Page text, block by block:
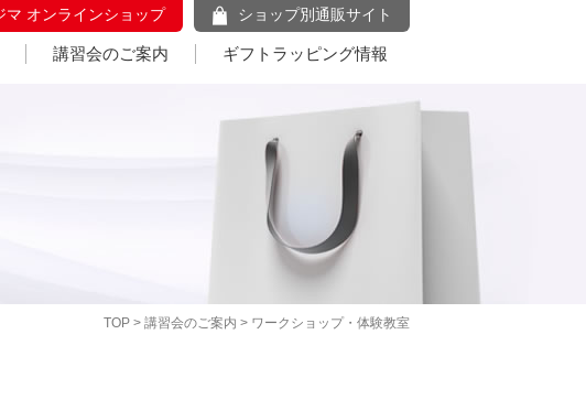
マ オンラインショップ ショップ別通販サイト
講習会のご案内 ギフトラッピング情報
TOP > 講習会のご案内 > ワークショップ・体験教室